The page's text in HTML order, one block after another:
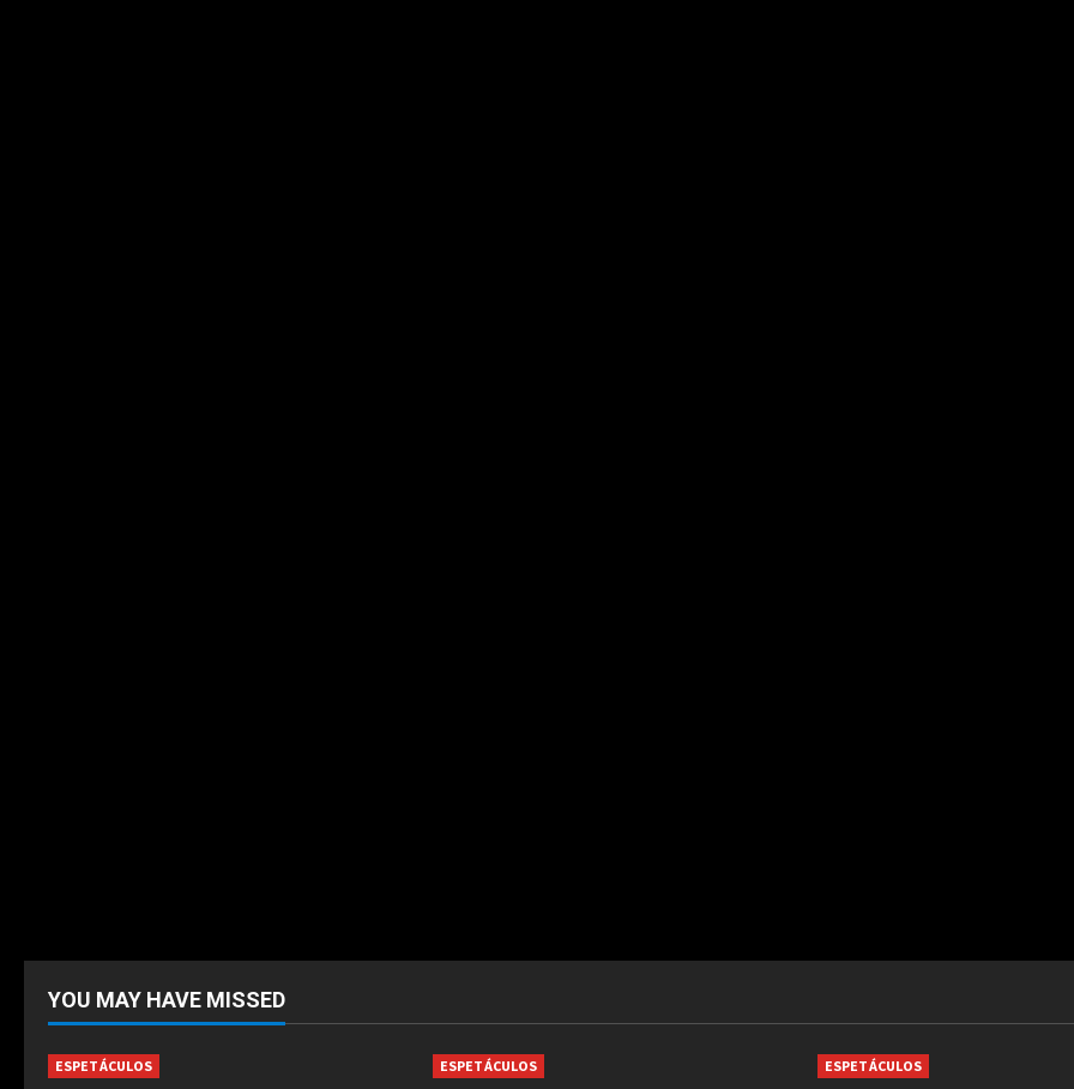
YOU MAY HAVE MISSED
ESPETÁCULOS ESPETÁCULOS ESPETÁCULOS